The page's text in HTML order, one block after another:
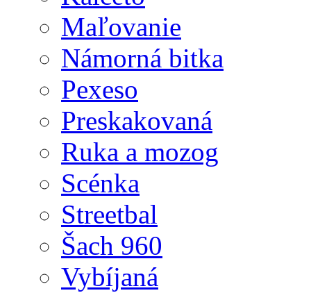
Maľovanie
Námorná bitka
Pexeso
Preskakovaná
Ruka a mozog
Scénka
Streetbal
Šach 960
Vybíjaná